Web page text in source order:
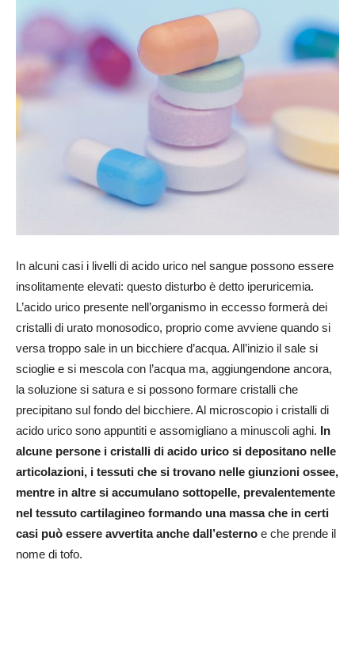
In alcuni casi i livelli di acido urico nel sangue possono essere
insolitamente elevati: questo disturbo è detto iperuricemia.
L’acido urico presente nell’organismo in eccesso formerà dei
cristalli di urato monosodico, proprio come avviene quando si
versa troppo sale in un bicchiere d’acqua. All’inizio il sale si
scioglie e si mescola con l’acqua ma, aggiungendone ancora,
la soluzione si satura e si possono formare cristalli che
precipitano sul fondo del bicchiere. Al microscopio i cristalli di
acido urico sono appuntiti e assomigliano a minuscoli aghi. In
alcune persone i cristalli di acido urico si depositano nelle
articolazioni, i tessuti che si trovano nelle giunzioni ossee,
mentre in altre si accumulano sottopelle, prevalentemente
nel tessuto cartilagineo formando una massa che in certi
casi può essere avvertita anche dall’esterno e che prende il
nome di tofo.